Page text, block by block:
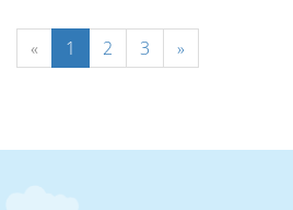
« 1 2 3 »